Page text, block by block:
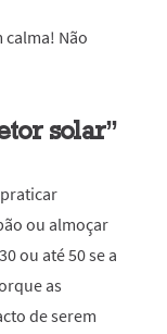
calma! Não
solar”
praticar
ou almoçar
ou até 50 se a
as
de serem